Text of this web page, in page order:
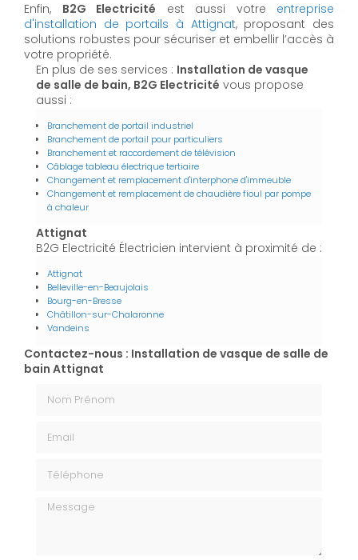
Enfin, B2G Electricité est aussi votre entreprise
d'installation de portails à Attignat, proposant des
solutions robustes pour sécuriser et embellir l’accès à
votre propriété.
En plus de ses services : Installation de vasque
de salle de bain, B2G Electricité vous propose
aussi :
Branchement de portail industriel
Branchement de portail pour particuliers
Branchement et raccordement de télévision
Câblage tableau électrique tertiaire
Changement et remplacement d'interphone d'immeuble
Changement et remplacement de chaudière fioul par pompe
à chaleur
Attignat
B2G Electricité Électricien intervient à proximité de :
Attignat
Belleville-en-Beaujolais
Bourg-en-Bresse
Châtillon-sur-Chalaronne
Vandeins
Contactez-nous : Installation de vasque de salle de
bain Attignat
Message